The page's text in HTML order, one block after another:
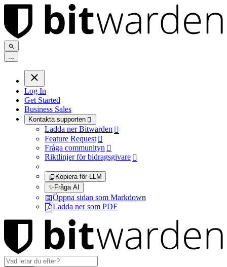
...
Log In
Get Started
Business Sales
Kontakta supporten 
Ladda ner Bitwarden 
Feature Request 
Fråga communityn 
Riktlinjer för bidragsgivare 
Kopiera för LLM
✨Fråga AI
Öppna sidan som Markdown
Ladda ner som PDF